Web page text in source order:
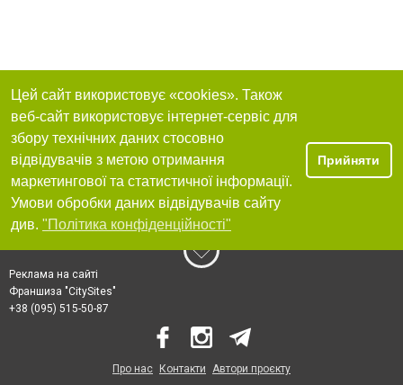
Цей сайт використовує «cookies». Також
веб-сайт використовує інтернет-сервіс для
збору технічних даних стосовно
відвідувачів з метою отримання
маркетингової та статистичної інформації.
Умови обробки даних відвідувачів сайту
див. "Політика конфіденційності"
Прийняти
Реклама на сайті
Франшиза "CitySites"
+38 (095) 515-50-87
Про нас Контакти Автори проєкту